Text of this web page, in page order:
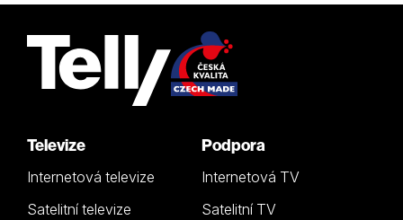
Televize
Internetová televize
Satelitní televize
Podpora
Internetová TV
Satelitní TV